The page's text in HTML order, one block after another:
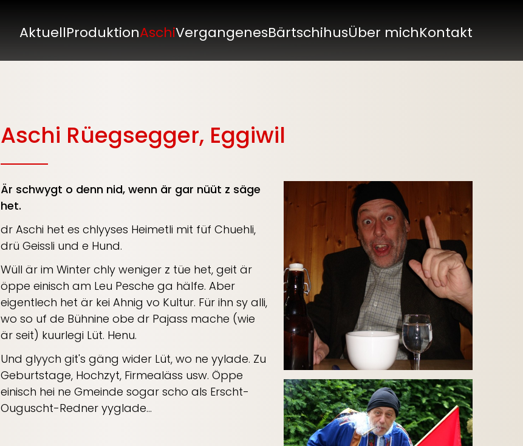
AktuellProduktionAschiVergangenesBärtschihusÜber michKontakt
Aschi Rüegsegger, Eggiwil
Är schwygt o denn nid, wenn är gar nüüt z säge
het.
dr Aschi het es chlyyses Heimetli mit füf Chuehli,
drü Geissli und e Hund.
Wüll är im Winter chly weniger z tüe het, geit är
öppe einisch am Leu Pesche ga hälfe. Aber
eigentlech het är kei Ahnig vo Kultur. Für ihn sy alli,
wo so uf de Bühnine obe dr Pajass mache (wie
är seit) kuurlegi Lüt. Henu.
Und glyych git's gäng wider Lüt, wo ne yylade. Zu
Geburtstage, Hochzyt, Firmealäss usw. Öppe
einisch hei ne Gmeinde sogar scho als Erscht-
Ouguscht-Redner yyglade...